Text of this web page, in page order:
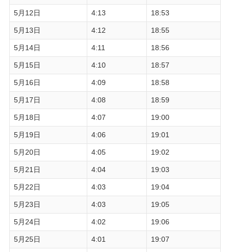
5月12日 4:13 18:53
5月13日 4:12 18:55
5月14日 4:11 18:56
5月15日 4:10 18:57
5月16日 4:09 18:58
5月17日 4:08 18:59
5月18日 4:07 19:00
5月19日 4:06 19:01
5月20日 4:05 19:02
5月21日 4:04 19:03
5月22日 4:03 19:04
5月23日 4:03 19:05
5月24日 4:02 19:06
5月25日 4:01 19:07